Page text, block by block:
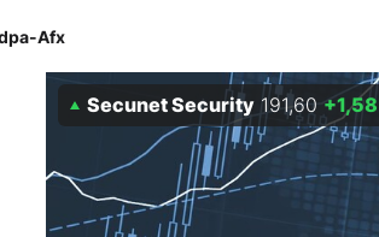
B:O
Mein Konto
Afx
Secunet Security 191,60 +1,58